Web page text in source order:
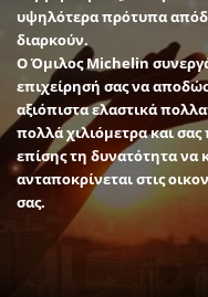
υψηλότερα πρότυπα
διαρκούν.
Ο Όμιλος Michelin
επιχείρησή σας να
αξιόπιστα ελαστικά
πολλά χιλιόμετρα και
επίσης τη δυνατότητα να
ανταποκρίνεται στις
σας.